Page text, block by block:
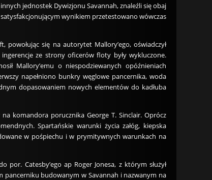
jednostek Dywizjonu Savannah, znaleźli się obaj
wynikiem przetestowano wówczas
się na autorytet Mallory’ego, oświadczył
ze strony oficerów floty były wykluczone.
Mallory’emu o niespodziewanych opóźnieniach
napełniono bunkry węglowe pancernika, woda
dopasowaniem nowych elementów do kadłuba
komandora porucznika George T. Sinclair. Oprócz
Spartańskie warunki życia załóg, kiepska
w pośpiechu i w prymitywnych warunkach na
Catesby’ego ap Roger Jonesa, z którym służył
pancerniku budowanym w Savannah i nazwanym na